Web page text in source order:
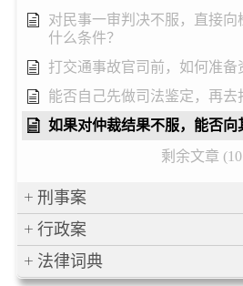
对民事一审判决不服，直接
什么条件？
打交通事故官司前，如何准备
能否自己先做司法鉴定，再去
如果对仲裁结果不服，能否向
剩余文章
刑事案
行政案
法律词典